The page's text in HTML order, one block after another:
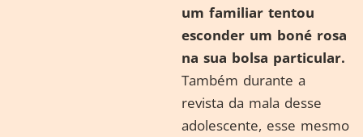
um familiar tentou
esconder um boné rosa
na sua bolsa particular.
Também durante a
revista da mala desse
adolescente, esse mesmo